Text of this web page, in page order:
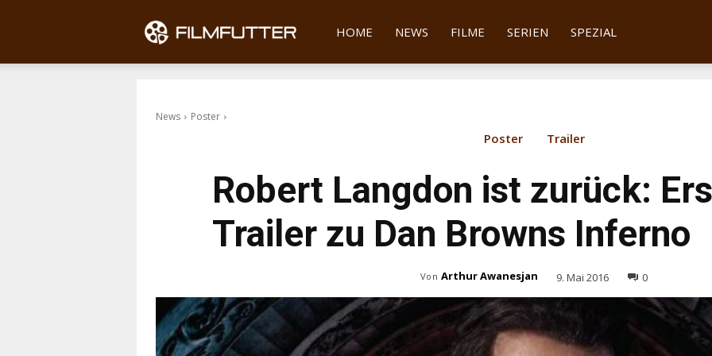
Filmfutter
HOME NEWS FILME SERIEN SPEZIAL
News Poster
Poster Trailer
Robert Langdon ist zurück:
Trailer zu Dan Browns Inferno
Von Arthur Awanesjan 9. Mai 2016 0